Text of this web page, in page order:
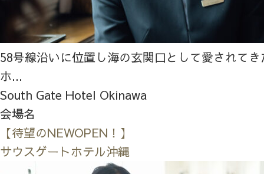
58号線沿いに位置し海の玄関口として愛されて
ホ...
South Gate Hotel Okinawa
会場名
【待望のNEWOPEN！】
サウスゲートホテル沖縄